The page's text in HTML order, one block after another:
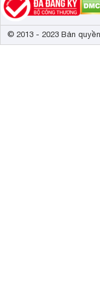
© 2013 - 2023 Bản